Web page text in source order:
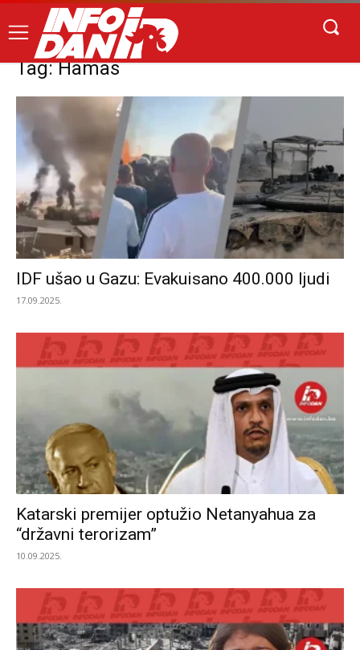
Tag: Hamas
IDF ušao u Gazu: Evakuisano 400.000 ljudi
17.09.2025.
Katarski premijer optužio Netanyahua za
“državni terorizam”
10.09.2025.